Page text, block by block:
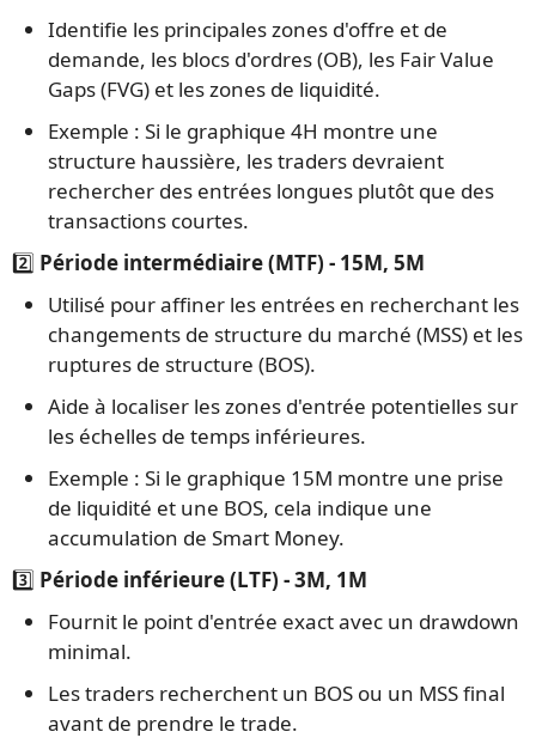
Identifie les principales zones d'offre et de
demande, les blocs d'ordres (OB), les Fair Value
Gaps (FVG) et les zones de liquidité.
Exemple : Si le graphique 4H montre une
structure haussière, les traders devraient
rechercher des entrées longues plutôt que des
transactions courtes.
2️⃣ Période intermédiaire (MTF) - 15M, 5M
Utilisé pour affiner les entrées en recherchant les
changements de structure du marché (MSS) et les
ruptures de structure (BOS).
Aide à localiser les zones d'entrée potentielles sur
les échelles de temps inférieures.
Exemple : Si le graphique 15M montre une prise
de liquidité et une BOS, cela indique une
accumulation de Smart Money.
3️⃣ Période inférieure (LTF) - 3M, 1M
Fournit le point d'entrée exact avec un drawdown
minimal.
Les traders recherchent un BOS ou un MSS final
avant de prendre le trade.